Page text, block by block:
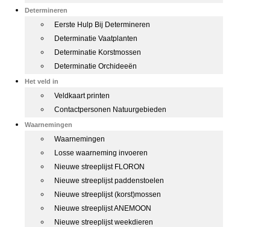
Determineren
Eerste Hulp Bij Determineren
Determinatie Vaatplanten
Determinatie Korstmossen
Determinatie Orchideeën
Het veld in
Veldkaart printen
Contactpersonen Natuurgebieden
Waarnemingen
Waarnemingen
Losse waarneming invoeren
Nieuwe streeplijst FLORON
Nieuwe streeplijst paddenstoelen
Nieuwe streeplijst (korst)mossen
Nieuwe streeplijst ANEMOON
Nieuwe streeplijst weekdieren